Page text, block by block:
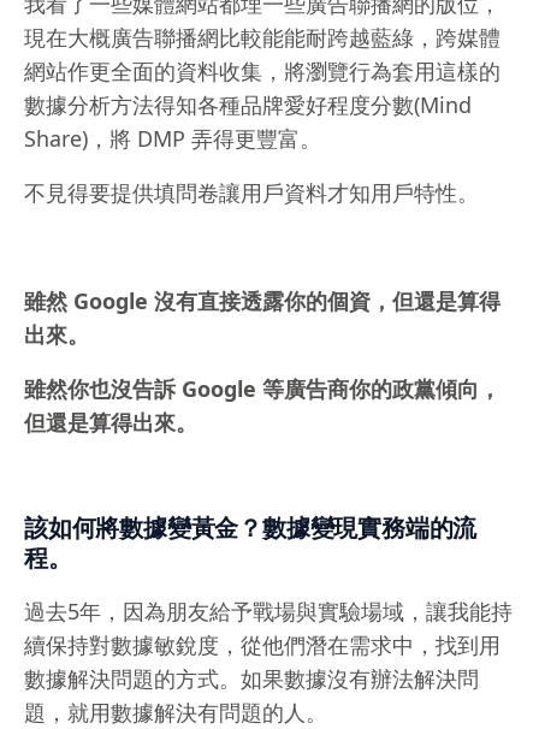
現在大概廣告聯播網比較能能耐跨越藍綠，跨媒體
網站作更全面的資料收集，將瀏覽行為套用這樣的
數據分析方法得知各種品牌愛好程度分數(Mind
Share)，將 DMP 弄得更豐富。
不見得要提供填問卷讓用戶資料才知用戶特性。
雖然 Google 沒有直接透露你的個資，但還是算得
出來。
雖然你也沒告訴 Google 等廣告商你的政黨傾向，
但還是算得出來。
該如何將數據變黃金？數據變現實務端的流
程。
過去5年，因為朋友給予戰場與實驗場域，讓我能持
續保持對數據敏銳度，從他們潛在需求中，找到用
數據解決問題的方式。如果數據沒有辦法解決問
題，就用數據解決有問題的人。